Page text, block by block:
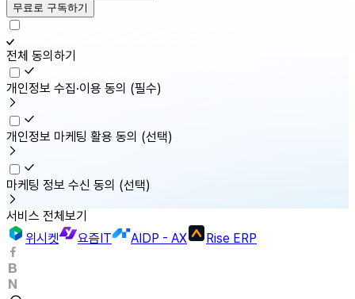
무료로 구독하기
전체 동의하기
개인정보 수집·이용 동의 (필수)
개인정보 마케팅 활용 동의 (선택)
마케팅 정보 수신 동의 (선택)
서비스 전체보기
위시켓
요즘IT AIDP - AX Rise ERP